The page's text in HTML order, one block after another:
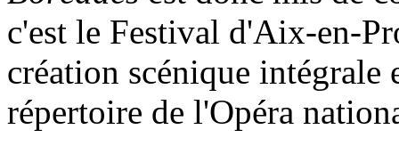
c'est le Festival d'Aix-en-
création scénique
répertoire de l'Opéra